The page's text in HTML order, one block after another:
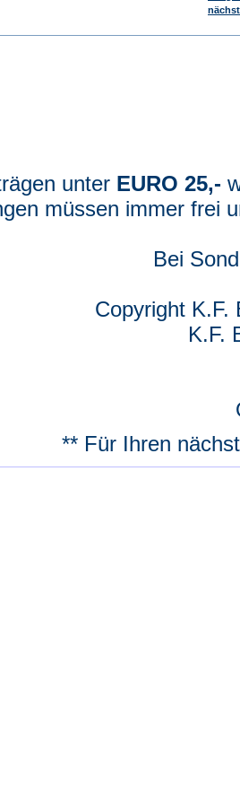
unter EURO 25,-
müssen immer frei
Bei
Copyright
K.F.
** Für Ihren